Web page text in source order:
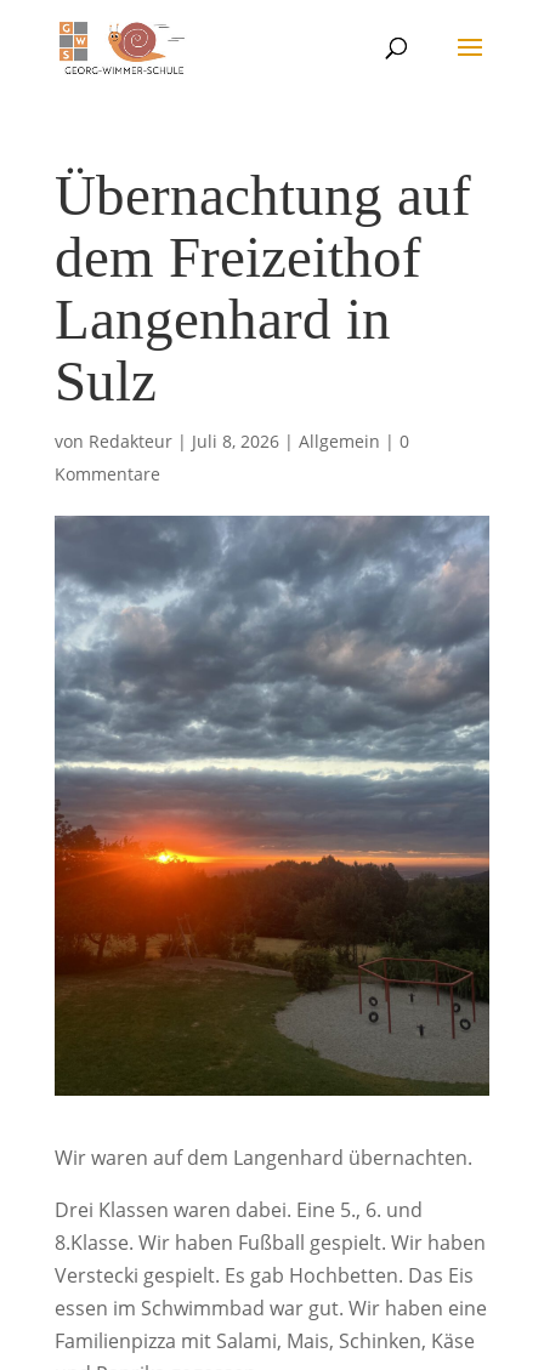
Übernachtung auf
dem Freizeithof
Langenhard in
Sulz
von Redakteur| Juli 8, 2026| Allgemein | 0
Kommentare
Wir waren auf dem Langenhard übernachten.
Drei Klassen waren dabei. Eine 5., 6. und
8.Klasse. Wir haben Fußball gespielt. Wir haben
Verstecki gespielt. Es gab Hochbetten. Das Eis
essen im Schwimmbad war gut. Wir haben eine
Familienpizza mit Salami, Mais, Schinken, Käse